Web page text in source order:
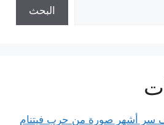
البحث
أشهر صورة من حرب فيتنام